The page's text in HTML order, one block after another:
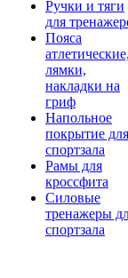
Ручки и тяги
для
Пояса
атлетические,
лямки,
накладки на
гриф
Напольное
покрытие для
спортзала
Рамы для
кроссфита
Силовые
тренажеры
спортзала